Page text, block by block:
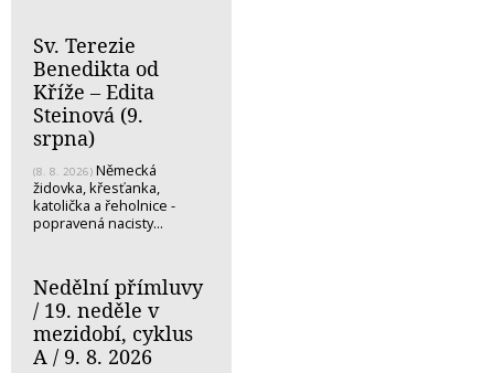
Sv. Terezie
Benedikta od
Kříže – Edita
Steinová (9.
srpna)
(8. 8. 2026) Německá
židovka, křesťanka,
katolička a řeholnice -
popravená nacisty...
Nedělní přímluvy
/ 19. neděle v
mezidobí, cyklus
A / 9. 8. 2026